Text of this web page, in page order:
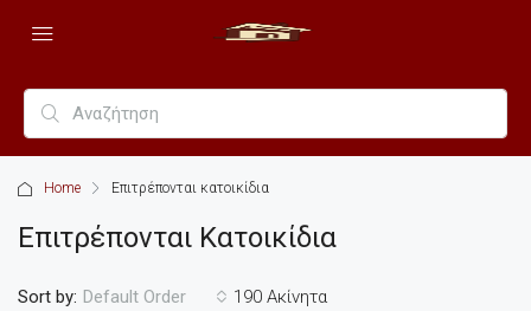
Home Επιτρέπονται κατοικίδια
Επιτρέπονται Κατοικίδια
190 Ακίνητα
Sort by: Default Order